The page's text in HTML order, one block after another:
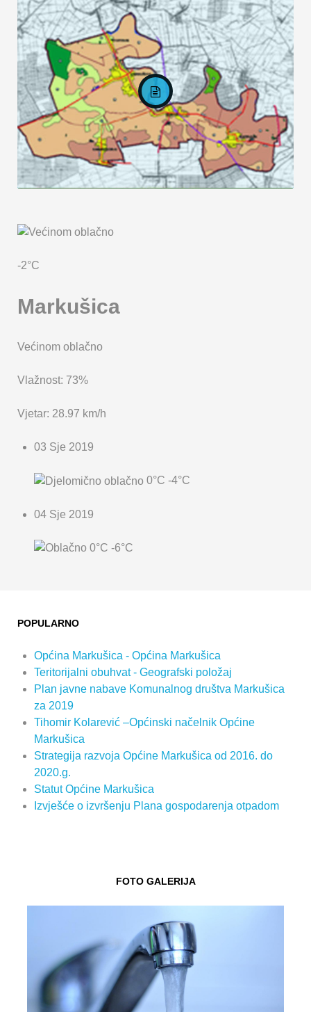
-2°C
Markušica
Većinom oblačno
Vlažnost: 73%
Vjetar: 28.97 km/h
03 Sje 2019
0°C -4°C
04 Sje 2019
0°C -6°C
POPULARNO
Općina Markušica - Općina Markušica
Teritorijalni obuhvat - Geografski položaj
Plan javne nabave Komunalnog društva Markušica
za 2019
Tihomir Kolarević –Općinski načelnik Općine
Markušica
Strategija razvoja Općine Markušica od 2016. do
2020.g.
Statut Općine Markušica
Izvješće o izvršenju Plana gospodarenja otpadom
FOTO GALERIJA